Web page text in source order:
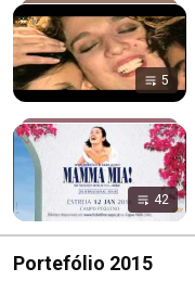
5
42
Portefólio 2015